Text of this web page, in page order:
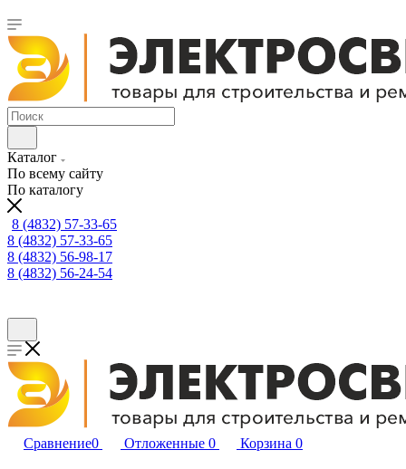
Каталог
По всему сайту
По каталогу
8 (4832) 57-33-65
8 (4832) 57-33-65
8 (4832) 56-98-17
8 (4832) 56-24-54
Сравнение0 Отложенные 0 Корзина 0